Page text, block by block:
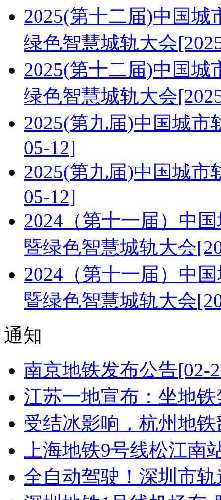
2025(第十二届)中国
绿色智慧城轨大会
2025(第十二届)中国
绿色智慧城轨大会
2025(第九届)中国城
05-12]
2025(第九届)中国城
05-12]
2024（第十一届）中
暨绿色智慧城轨大会
2024（第十一届）中
暨绿色智慧城轨大会
通知
南京地铁发布公告[02-
江苏一地宣布：坐地铁
受结冰影响，杭州地
上海地铁9号线松江南
全自动驾驶！深圳市